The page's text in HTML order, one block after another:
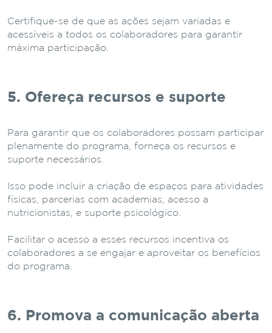
Certifique-se de que as ações sejam variadas e
acessíveis a todos os colaboradores para garantir
máxima participação.
5. Ofereça recursos e suporte
Para garantir que os colaboradores possam participar
plenamente do programa, forneça os recursos e
suporte necessários.
Isso pode incluir a criação de espaços para atividades
físicas, parcerias com academias, acesso a
nutricionistas, e suporte psicológico.
Facilitar o acesso a esses recursos incentiva os
colaboradores a se engajar e aproveitar os benefícios
do programa.
6. Promova a comunicação aberta